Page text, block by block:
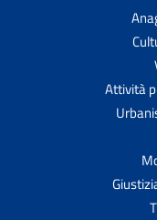
Attività